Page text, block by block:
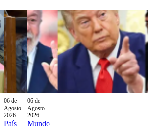
06 de
Agosto
2026
País
06 de
Agosto
2026
Mundo